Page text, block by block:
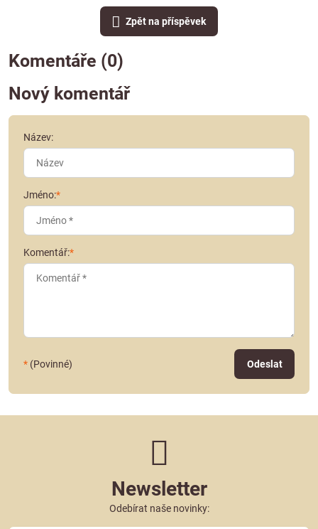
Zpět na příspěvek
Komentáře (0)
Nový komentář
Název:
Jméno:*
Komentář:*
* (Povinné) Odeslat
Newsletter
Odebírat naše novinky: